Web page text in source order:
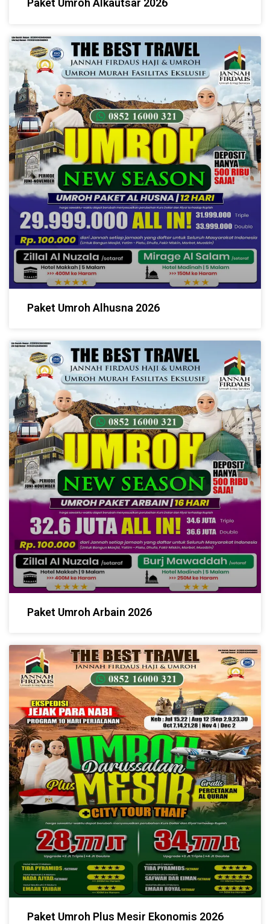
Paket Umroh Alkautsar 2026
Paket Umroh Alhusna 2026
Paket Umroh Arbain 2026
Paket Umroh Plus Mesir Ekonomis 2026